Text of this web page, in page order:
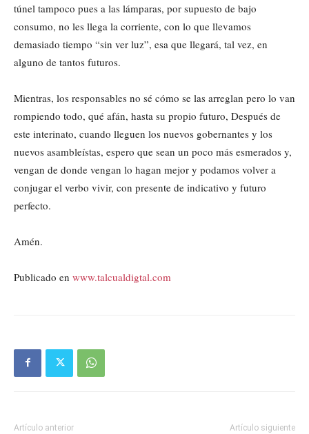
túnel tampoco pues a las lámparas, por supuesto de bajo
consumo, no les llega la corriente, con lo que llevamos
demasiado tiempo “sin ver luz”, esa que llegará, tal vez, en
alguno de tantos futuros.
Mientras, los responsables no sé cómo se las arreglan pero lo van
rompiendo todo, qué afán, hasta su propio futuro, Después de
este interinato, cuando lleguen los nuevos gobernantes y los
nuevos asambleístas, espero que sean un poco más esmerados y,
vengan de donde vengan lo hagan mejor y podamos volver a
conjugar el verbo vivir, con presente de indicativo y futuro
perfecto.
Amén.
Publicado en www.talcualdigtal.com
Artículo anterior Artículo siguiente